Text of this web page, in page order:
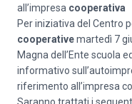
all’impresa cooperativa
Per iniziativa del Centro
cooperativemartedì 7
Magna dell’Ente scuola
informativo
riferimento all’impresa